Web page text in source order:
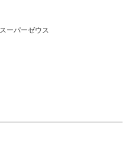
スーパーゼウス